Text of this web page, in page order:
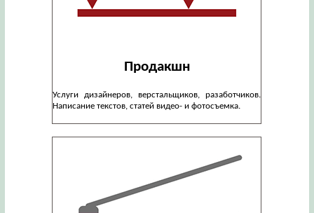
Продакшн
Услуги дизайнеров, верстальщиков, разаботчиков.
Написание текстов, статей видео- и фотосъемка.